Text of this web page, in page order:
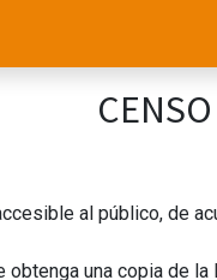
al público, de
obtenga una copia